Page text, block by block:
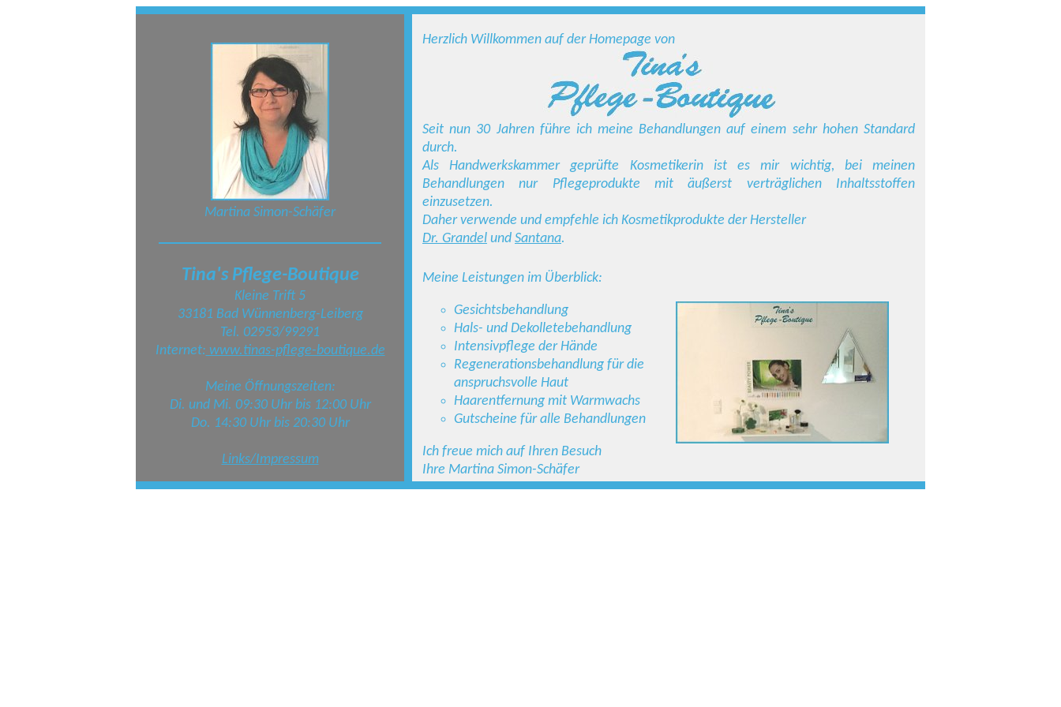
Martina Simon-Schäfer
Tina's Pflege-Boutique
Kleine Trift 5
33181 Bad Wünnenberg-Leiberg
Tel. 02953/99291
Internet: www.tinas-pflege-boutique.de
Meine Öffnungszeiten:
Di. und Mi. 09:30 Uhr bis 12:00 Uhr
Do. 14:30 Uhr bis 20:30 Uhr
Links/Impressum
Herzlich Willkommen auf der Homepage von
Seit nun 30 Jahren führe ich meine Behandlungen auf einem sehr hohen Standard
durch.
Als Handwerkskammer geprüfte Kosmetikerin ist es mir wichtig, bei meinen
Behandlungen nur Pflegeprodukte mit äußerst verträglichen Inhaltsstoffen
einzusetzen.
Daher verwende und empfehle ich Kosmetikprodukte der Hersteller
Dr. Grandel und Santana.
Meine Leistungen im Überblick:
Gesichtsbehandlung
Hals- und Dekolletebehandlung
Intensivpflege der Hände
Regenerationsbehandlung für die
anspruchsvolle Haut
Haarentfernung mit Warmwachs
Gutscheine für alle Behandlungen
Ich freue mich auf Ihren Besuch
Ihre Martina Simon-Schäfer